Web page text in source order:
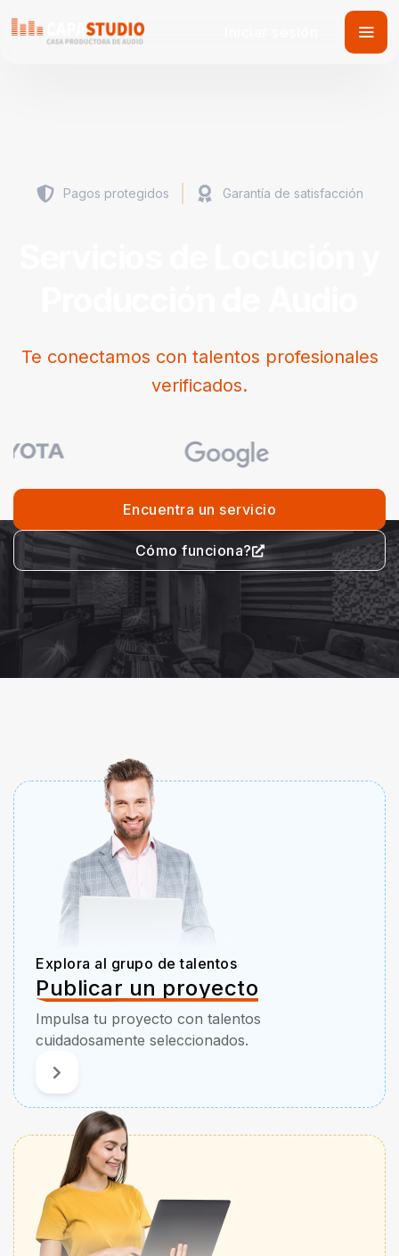
Pagos protegidos Garantía de satisfacción
Te conectamos con talentos profesionales
verificados.
Encuentra un servicio
Cómo funciona?
Explora al grupo de talentos
Publicar un proyecto
Impulsa tu proyecto con talentos
cuidadosamente seleccionados.